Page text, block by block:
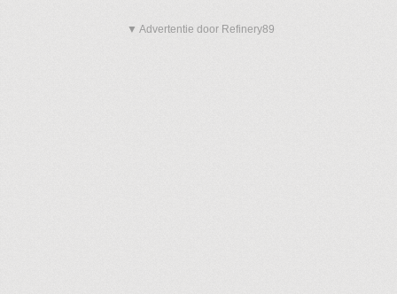
▼ Advertentie door Refinery89